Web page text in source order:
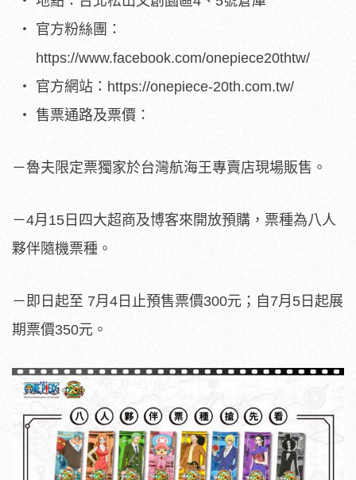
官方粉絲團：
https://www.facebook.com/onepiece20thtw/
官方網站：https://onepiece-20th.com.tw/
售票通路及票價：
－魯夫限定票獨家於台灣航海王專賣店現場販售。
－4月15日四大超商及博客來開放預購，票種為八人
夥伴隨機票種。
－即日起至 7月4日止預售票價300元；自7月5日起展
期票價350元。